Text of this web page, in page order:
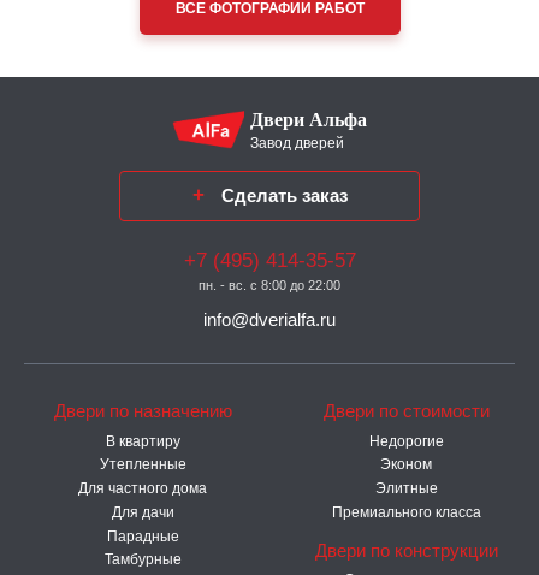
ВСЕ ФОТОГРАФИИ РАБОТ
Двери Альфа
Завод дверей
Сделать заказ
+7 (495) 414-35-57
пн. - вс. с 8:00 до 22:00
info@dverialfa.ru
Двери по назначению
В квартиру
Утепленные
Для частного дома
Для дачи
Парадные
Тамбурные
Двери по стоимости
Недорогие
Эконом
Элитные
Премиального класса
Двери по конструкции